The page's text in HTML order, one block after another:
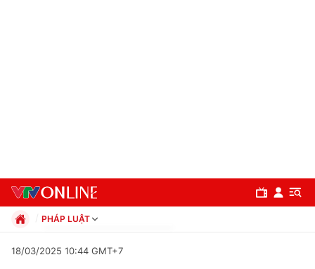
PHÁP LUẬT
Xã hội
18/03/2025 10:44 GMT+7